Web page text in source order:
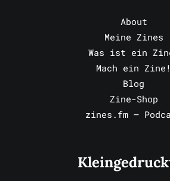
About
Meine Zines
Was ist ein
Mach ein Zine!
Blog
Zine-Shop
zines.fm –